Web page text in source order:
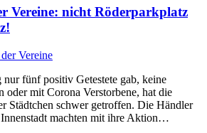
Vereine: nicht Röderparkplatz
fünf positiv Getestete gab, keine
oder mit Corona Verstorbene, hat die
Städtchen schwer getroffen. Die Händler
machten mit ihre Aktion…